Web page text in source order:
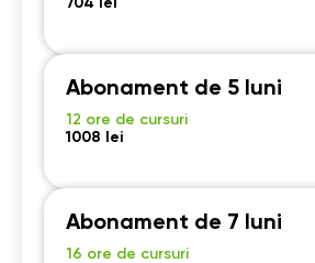
704 lei
Abonament de 5 luni
12 ore de cursuri
1008 lei
Abonament de 7 luni
16 ore de cursuri